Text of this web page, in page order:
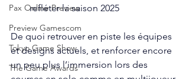
Pax Online Preview
Preview Gamescom
Tokyo Game Show
The Game Awards
refléter la saison 2025
De quoi retrouver en piste les équipes
et designs actuels, et renforcer encore
un peu plus l’immersion lors des